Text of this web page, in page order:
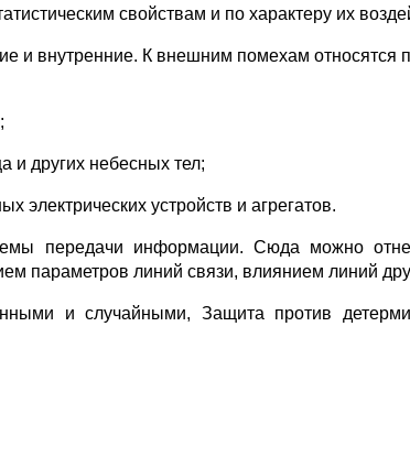
свойствам и по характеру их
и внутренние. К внешним помехам относятся
и других небесных тел;
устройств и агрегатов.
передачи информации. Сюда можно
параметров линий связи, влиянием линий
и случайными, Защита против